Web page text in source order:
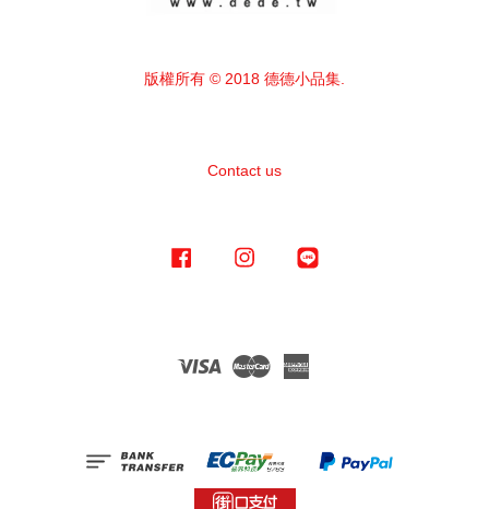
版權所有 © 2018 德德小品集.
Contact us
Facebook Instagram
Visa Master